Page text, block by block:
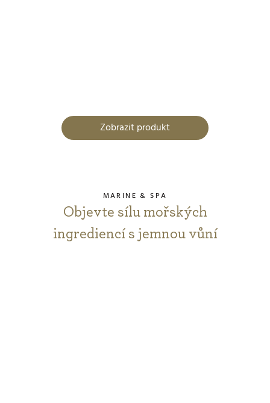
Zobrazit produkt
MARINE & SPA
Objevte sílu mořských
ingrediencí s jemnou vůní